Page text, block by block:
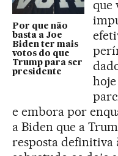
Por que não
basta a Joe
Biden ter mais
votos do que
Trump para ser
presidente
que
e embora por
a Biden que a
resposta definitiva